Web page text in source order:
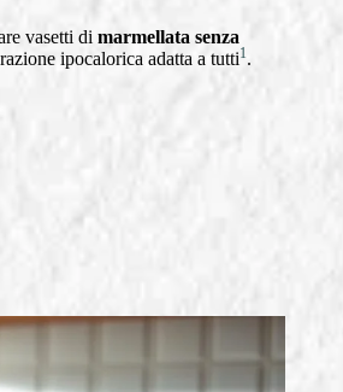
vasetti di marmellata senza
ipocalorica adatta a tutti1.